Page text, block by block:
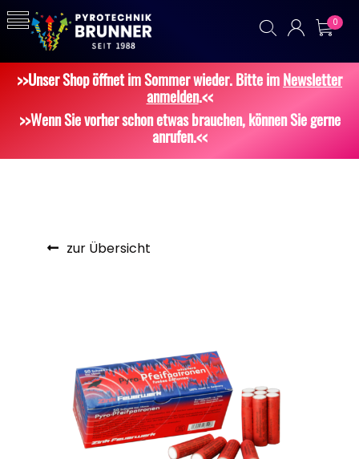
0
>>Unser Shop öffnet im Sommer wieder. Bitte imNewsletter
anmelden.<<
>>Wenn Sie vorher schon etwas brauchen, können Sie gerne
anrufen.<<
zur Übersicht